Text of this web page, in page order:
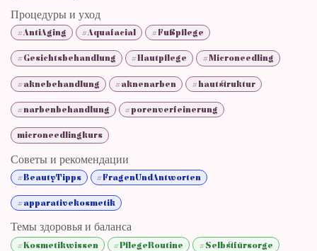
Процедуры и уход
#AntiAging #Aquafacial #Fußpflege
#Gesichtsbehandlung #Hautpflege #Microneedling
#aknebehandlung #aknenarben #hautstruktur
#narbenbehandlung #porenverfeinerung
microneedlingkurs
Советы и рекомендации
#BeautyTipps #FragenUndAntworten
#apparativekosmetik
Темы здоровья и баланса
#Kosmetikwissen #PflegeRoutine #Selbstfürsorge